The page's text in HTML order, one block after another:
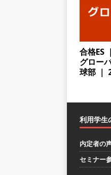
合格ES
グロー
球部 ｜
利用学生
内定者の
セミナー